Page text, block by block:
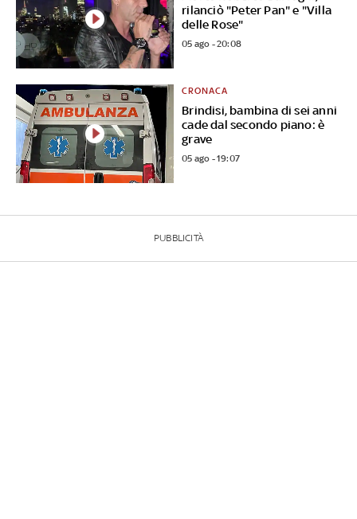
rilanciò "Peter Pan" e "Villa
delle Rose"
05 ago - 20:08
Brindisi, bambina di sei anni
cade dal secondo piano: è
grave
CRONACA
05 ago - 19:07
PUBBLICITÀ